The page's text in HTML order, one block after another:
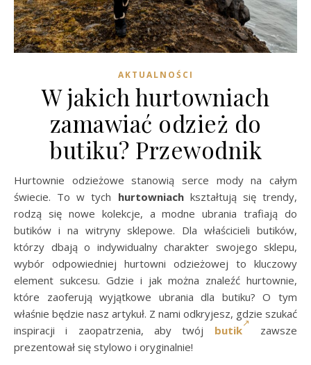
AKTUALNOŚCI
W jakich hurtowniach
zamawiać odzież do
butiku? Przewodnik
Hurtownie odzieżowe stanowią serce mody na całym
świecie. To w tych hurtowniachkształtują się trendy,
rodzą się nowe kolekcje, a modne ubrania trafiają do
butików i na witryny sklepowe. Dla właścicieli butików,
którzy dbają o indywidualny charakter swojego sklepu,
wybór odpowiedniej hurtowni odzieżowej to kluczowy
element sukcesu. Gdzie i jak można znaleźć hurtownie,
które zaoferują wyjątkowe ubrania dla butiku? O tym
właśnie będzie nasz artykuł. Z nami odkryjesz, gdzie szukać
inspiracji i zaopatrzenia, aby twój butik
zawsze
prezentował się stylowo i oryginalnie!